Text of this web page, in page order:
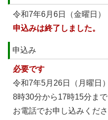
令和7年6月6日（金曜日）
申込みは終了しました。
申込み
必要です
令和7年5月26日（月曜日
8時30分から17時15分まで
お電話でお申し込みくださ